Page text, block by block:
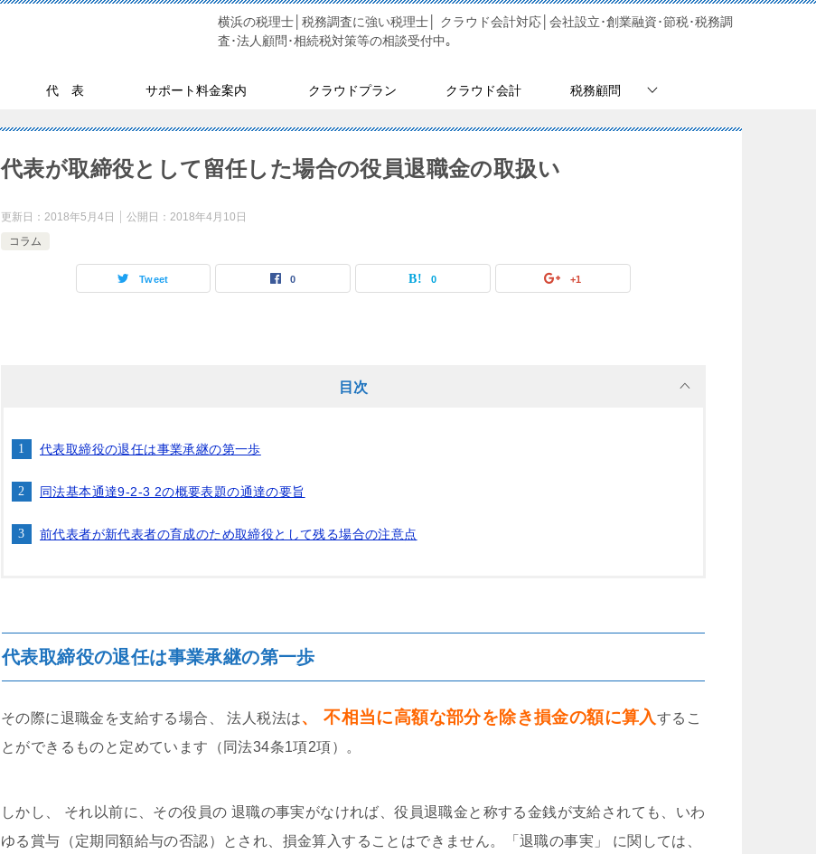
横浜の税理士│税務調査に強い税理士│ クラウド会計対応│会社設立･創業融資･節税･税務調
査･法人顧問･相続税対策等の相談受付中｡
代 表 サポート料金案内 クラウドプラン クラウド会計 税務顧問
代表が取締役として留任した場合の役員退職金の取扱い
更新日： 2018年5月4日 公開日： 2018年4月10日
コラム
Tweet 0 0 +1
目次
代表取締役の退任は事業承継の第一歩
同法基本通達9-2-3 2の概要表題の通達の要旨
前代表者が新代表者の育成のため取締役として残る場合の注意点
代表取締役の退任は事業承継の第一歩
その際に退職金を支給する場合、 法人税法は、 不相当に高額な部分を除き損金の額に算入するこ
とができるものと定めています（同法34条1項2項）。
しかし、 それ以前に、その役員の 退職の事実がなければ、役員退職金と称する金銭が支給されても、いわ
ゆる賞与（定期同額給与の否認）とされ、損金算入することはできません。「退職の事実」 に関しては、